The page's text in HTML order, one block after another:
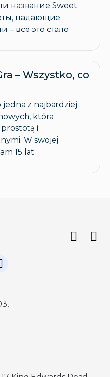
название Sweet
падающие
всё это стало
– Wszystko, co
z najbardziej
która
prostotą i
W swojej
15 lat